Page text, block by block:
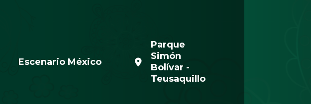
Escenario México
Parque
Simón
Bolívar -
Teusaquillo